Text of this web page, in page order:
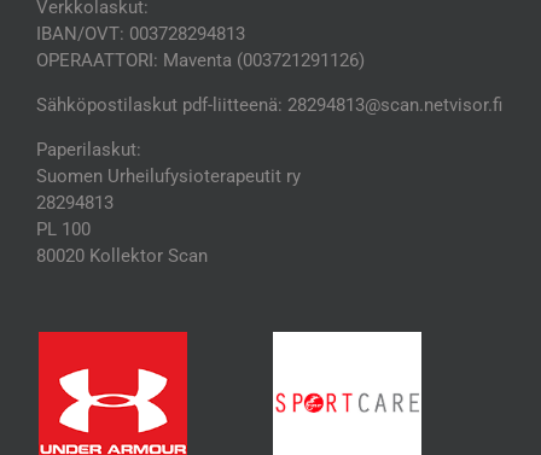
Verkkolaskut:
IBAN/OVT: 003728294813
OPERAATTORI: Maventa (003721291126)
Sähköpostilaskut pdf-liitteenä: 28294813@scan.netvisor.fi
Paperilaskut:
Suomen Urheilufysioterapeutit ry
28294813
PL 100
80020 Kollektor Scan